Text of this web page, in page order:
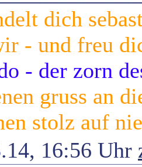
dich
- und freu
- der zorn
gruss an
stolz auf
16:56 Uhr